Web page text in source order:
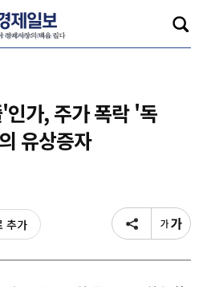
가, 주가 폭락 '독
유상증자
추가